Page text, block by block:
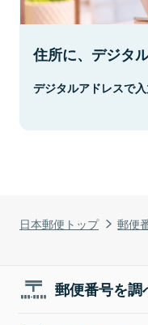
日本郵便トップ 郵便
住所に、デジタ
デジタルアドレスで
郵便番号を調